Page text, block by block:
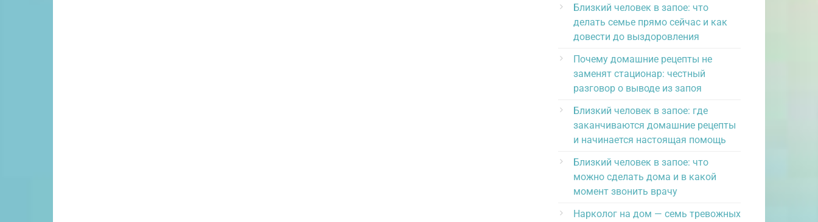
Близкий человек в запое: что
делать семье прямо сейчас и как
довести до выздоровления
Почему домашние рецепты не
заменят стационар: честный
разговор о выводе из запоя
Близкий человек в запое: где
заканчиваются домашние рецепты
и начинается настоящая помощь
Близкий человек в запое: что
можно сделать дома и в какой
момент звонить врачу
Нарколог на дом — семь тревожных